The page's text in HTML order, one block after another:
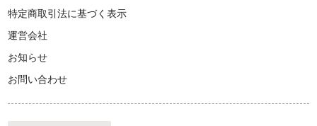
特定商取引法に基づく表示
運営会社
お知らせ
お問い合わせ